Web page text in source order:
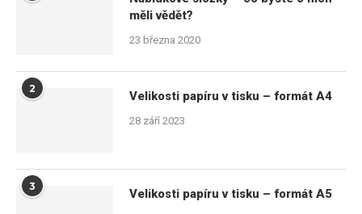
měli vědět?
23 března 2020
2
Velikosti papíru v tisku – formát A4
28 září 2023
3
Velikosti papíru v tisku – formát A5